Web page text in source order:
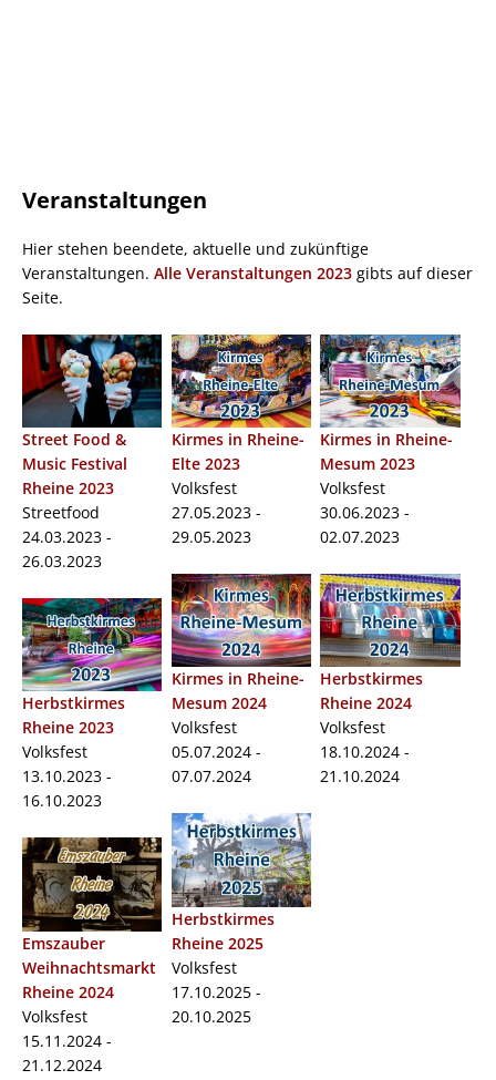
Veranstaltungen
Hier stehen beendete, aktuelle und zukünftige
Veranstaltungen. Alle Veranstaltungen 2023 gibts auf dieser
Seite.
Street Food &
Music Festival
Rheine 2023
Streetfood
24.03.2023 -
26.03.2023
Herbstkirmes
Rheine 2023
Volksfest
13.10.2023 -
16.10.2023
Emszauber
Weihnachtsmarkt
Rheine 2024
Volksfest
15.11.2024 -
21.12.2024
Kirmes in Rheine-
Elte 2023
Volksfest
27.05.2023 -
29.05.2023
Kirmes in Rheine-
Mesum 2024
Volksfest
05.07.2024 -
07.07.2024
Herbstkirmes
Rheine 2025
Volksfest
17.10.2025 -
20.10.2025
Kirmes in Rheine-
Mesum 2023
Volksfest
30.06.2023 -
02.07.2023
Herbstkirmes
Rheine 2024
Volksfest
18.10.2024 -
21.10.2024